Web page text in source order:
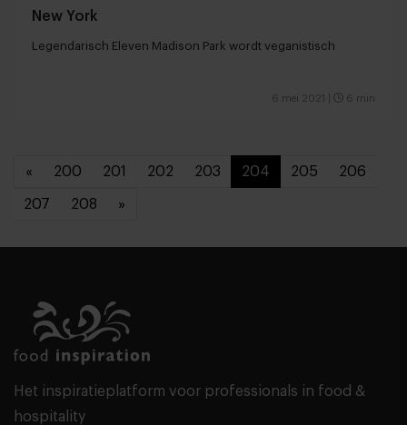
New York
Legendarisch Eleven Madison Park wordt veganistisch
6 mei 2021 6 min
« 200 201 202 203 204 205 206
207 208 »
Het inspiratieplatform voor professionals in food &
hospitality